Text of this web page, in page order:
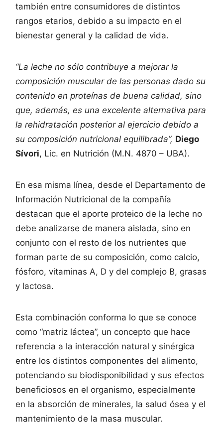
también entre consumidores de distintos
rangos etarios, debido a su impacto en el
bienestar general y la calidad de vida.
“La leche no sólo contribuye a mejorar la
composición muscular de las personas dado su
contenido en proteínas de buena calidad, sino
que, además, es una excelente alternativa para
la rehidratación posterior al ejercicio debido a
su composición nutricional equilibrada”, Diego
Sívori, Lic. en Nutrición (M.N. 4870 – UBA).
En esa misma línea, desde el Departamento de
Información Nutricional de la compañía
destacan que el aporte proteico de la leche no
debe analizarse de manera aislada, sino en
conjunto con el resto de los nutrientes que
forman parte de su composición, como calcio,
fósforo, vitaminas A, D y del complejo B, grasas
y lactosa.
Esta combinación conforma lo que se conoce
como “matriz láctea”, un concepto que hace
referencia a la interacción natural y sinérgica
entre los distintos componentes del alimento,
potenciando su biodisponibilidad y sus efectos
beneficiosos en el organismo, especialmente
en la absorción de minerales, la salud ósea y el
mantenimiento de la masa muscular.